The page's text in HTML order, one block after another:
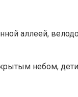
аллеей,
небом, дети